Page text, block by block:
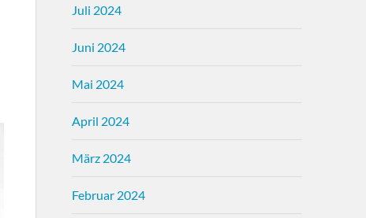
Juli 2024
Juni 2024
Mai 2024
April 2024
März 2024
Februar 2024